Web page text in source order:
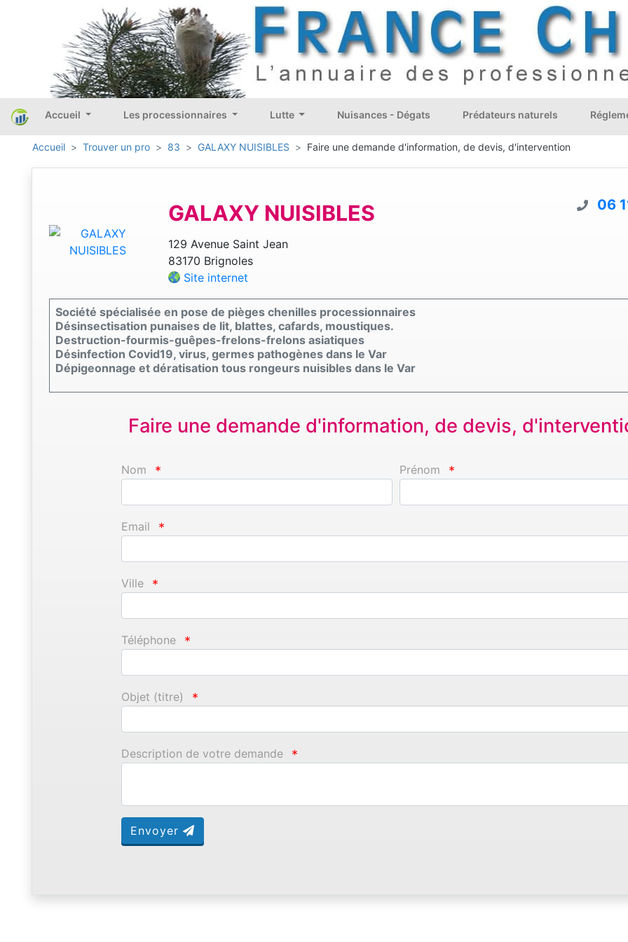
Accueil Les processionnaires Lutte Nuisances - Dégats Prédateurs naturels
Accueil Trouver un pro 83 GALAXY NUISIBLES Faire une demande d'information, de devis, d'intervention
GALAXY NUISIBLES
129 Avenue Saint Jean
83170 Brignoles
Site internet
06
Société spécialisée en pose de pièges chenilles processionnaires
Désinsectisation punaises de lit, blattes, cafards, moustiques.
Destruction-fourmis-guêpes-frelons-frelons asiatiques
Désinfection Covid19, virus, germes pathogènes dans le Var
Dépigeonnage et dératisation tous rongeurs nuisibles dans le Var
Faire une demande d'information, de devis,
Nom * Prénom *
Email *
Ville *
Téléphone *
Objet (titre) *
Description de votre demande *
Envoyer